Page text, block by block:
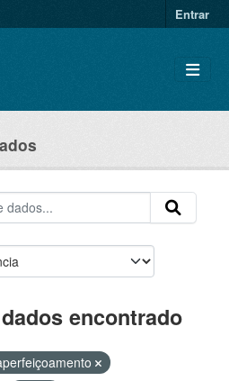
Entrar
encontrado